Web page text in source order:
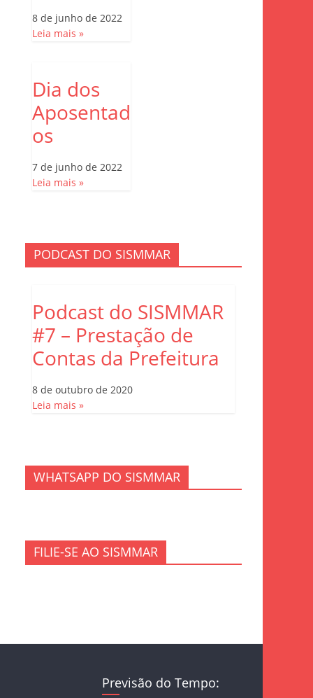
8 de junho de 2022
Leia mais »
Dia dos
Aposentad
os
7 de junho de 2022
Leia mais »
PODCAST DO SISMMAR
Podcast do SISMMAR
#7 – Prestação de
Contas da Prefeitura
8 de outubro de 2020
Leia mais »
WHATSAPP DO SISMMAR
FILIE-SE AO SISMMAR
Previsão do Tempo: